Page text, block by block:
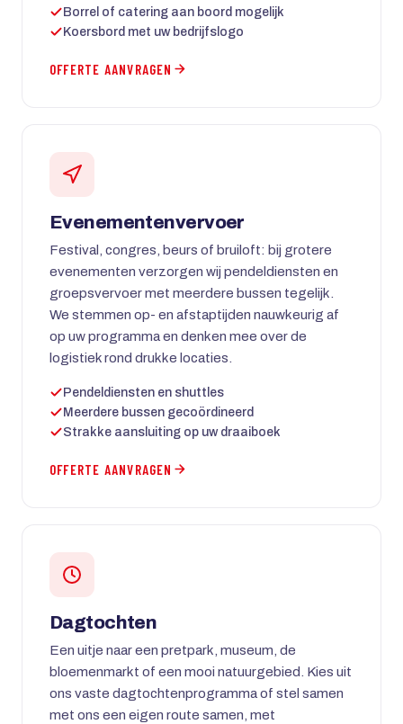
Borrel of catering aan boord mogelijk
Koersbord met uw bedrijfslogo
OFFERTE AANVRAGEN
Evenementenvervoer
Festival, congres, beurs of bruiloft: bij grotere
evenementen verzorgen wij pendeldiensten en
groepsvervoer met meerdere bussen tegelijk.
We stemmen op- en afstaptijden nauwkeurig af
op uw programma en denken mee over de
logistiek rond drukke locaties.
Pendeldiensten en shuttles
Meerdere bussen gecoördineerd
Strakke aansluiting op uw draaiboek
OFFERTE AANVRAGEN
Dagtochten
Een uitje naar een pretpark, museum, de
bloemenmarkt of een mooi natuurgebied. Kies uit
ons vaste dagtochtenprogramma of stel samen
met ons een eigen route samen, met